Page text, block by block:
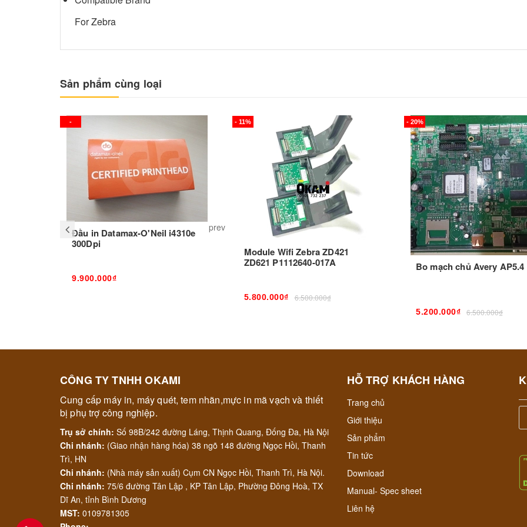
For Zebra
Sản phẩm cùng loại
-
Đầu in Datamax-O'Neil i4310e
300Dpi
9.900.000₫
- 11%
Module Wifi Zebra ZD421
ZD621 P1112640-017A
5.800.000₫ 6.500.000₫
- 20%
Bo mạch chủ Avery AP5.4
5.200.000₫ 6.500.000₫
5.200.000₫
prev
CÔNG TY TNHH OKAMI
Cung cấp máy in, máy quét, tem nhãn,mực in mã vạch và thiết
bị phụ trợ công nghiệp.
Trụ sở chính: Số 98B/242 đường Láng, Thịnh Quang, Đống Đa, Hà Nội
Chi nhánh: (Giao nhận hàng hóa) 38 ngõ 148 đường Ngọc Hồi, Thanh
Trì, HN
Chi nhánh: (Nhà máy sản xuất) Cụm CN Ngọc Hồi, Thanh Trì, Hà Nội.
Chi nhánh: 75/6 đường Tân Lập , KP Tân Lập, Phường Đông Hoà, TX
Dĩ An, tỉnh Bình Dương
MST: 0109781305
HỖ TRỢ KHÁCH HÀNG
Trang chủ
Giới thiệu
Sản phẩm
Tin tức
Download
Manual- Spec sheet
Liên hệ